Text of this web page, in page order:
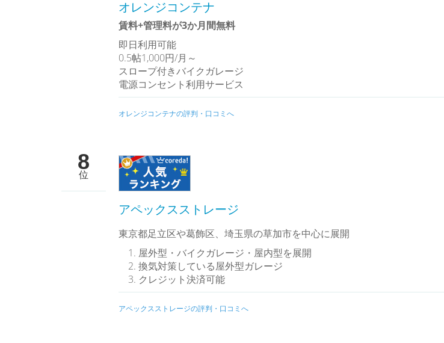
オレンジコンテナ
賃料+管理料が3か月間無料
即日利用可能
0.5帖1,000円/月～
スロープ付きバイクガレージ
電源コンセント利用サービス
オレンジコンテナの評判・口コミへ
8
位
アペックスストレージ
東京都足立区や葛飾区、埼玉県の草加市を中心に展開
屋外型・バイクガレージ・屋内型を展開
換気対策している屋外型ガレージ
クレジット決済可能
アペックスストレージの評判・口コミへ